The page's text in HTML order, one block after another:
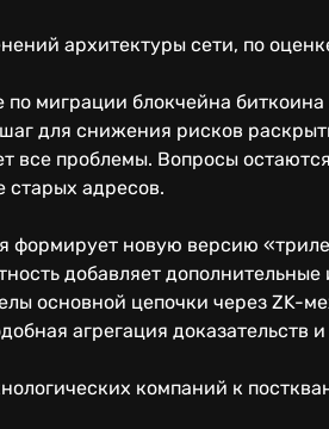
архитектуры сети, по
миграции блокчейна биткоина
для снижения рисков
все проблемы. Вопросы
старых адресов.
формирует новую версию
добавляет
основной цепочки через ZK-
агрегация доказательств
компаний к